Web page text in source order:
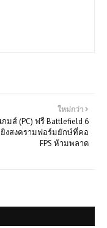
ใหม่กว่า
มส์ (PC) ฟรี Battlefield 6
ยิงสงครามฟอร์มยักษ์ที่คอ
FPS ห้ามพลาด